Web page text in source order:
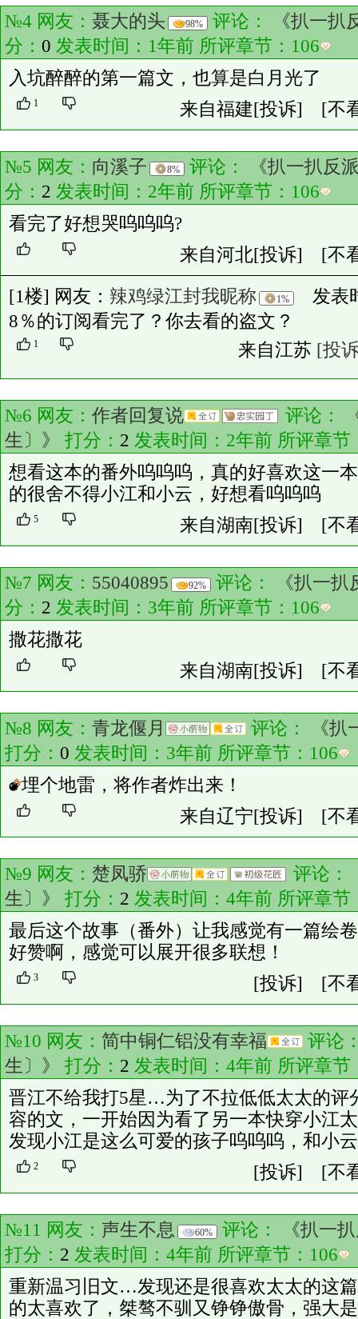
№4 网友： 聂大的头 98% 评论：
《扒一
分： 0 发表时间：1年前 所评章节： 106
入坑醉醉的第一篇文，也算是白月光了
1 来自福建[投诉] [不
№5 网友： 向溪子 8% 评论：
《扒一扒反
分： 2 发表时间：2年前 所评章节： 106
看完了好想哭呜呜呜?
来自河北[投诉] [不
[1楼] 网友： 辣鸡绿江封我昵称 1%
发表
8％的订阅看完了？你去看的盗文？
1 来自江苏 [投
№6 网友： 作者回复说 评论：
生〕》
打分： 2 发表时间：2年前 所评章节
想看这本的番外呜呜呜，真的好喜欢这一
的很舍不得小江和小云，好想看呜呜呜
5 来自湖南[投诉] [不
№7 网友： 55040895 92% 评论：
《扒一
分： 2 发表时间：3年前 所评章节： 106
撒花撒花
来自湖南[投诉] [不
№8 网友： 青龙偃月 评论：
《
打分： 0 发表时间：3年前 所评章节： 106
埋个地雷，将作者炸出来！
来自辽宁[投诉] [不
№9 网友： 楚凤骄 评论：
生〕》
打分： 2 发表时间：4年前 所评章节
最后这个故事（番外）让我感觉有一篇
好赞啊，感觉可以展开很多联想！
3 [投诉] [不
№10 网友： 简中铜仁铝没有幸福
评论
生〕》
打分： 2 发表时间：4年前 所评章节
晋江不给我打5星…为了不拉低低太太的评
容的文，一开始因为看了另一本快穿小江
发现小江是这么可爱的孩子呜呜呜，和小
2 [投诉] [不
№11 网友： 声生不息 60% 评论：
《扒一
打分： 2 发表时间：4年前 所评章节： 106
重新温习旧文…发现还是很喜欢太太的这
的太喜欢了，桀骜不驯又铮铮傲骨，强大